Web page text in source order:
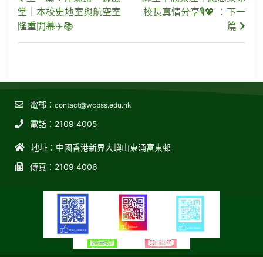
堂｜本校史地室與航空室
隆重開幕✈️📚
校長真情分享🎙️💖 ：下一
篇
電郵： contact@wcbss.edu.hk
電話：2109 4005
地址：中國香港新界大嶼山東涌富東邨
傳真：2109 4006